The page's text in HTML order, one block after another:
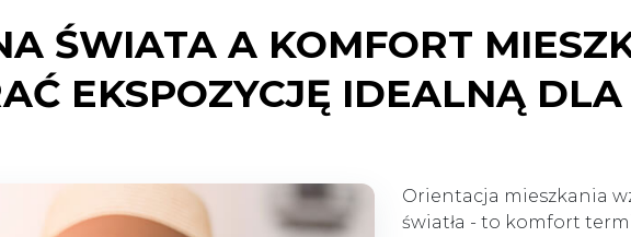
ŚWIATA A KOMFORT
EKSPOZYCJĘ IDEALNĄ DLA
Orientacja mieszkania
światła - to komfort